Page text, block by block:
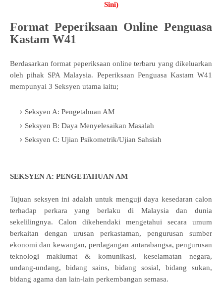
Sini)
Format Peperiksaan Online Penguasa
Kastam W41
Berdasarkan format peperiksaan online terbaru yang dikeluarkan
oleh pihak SPA Malaysia. Peperiksaan Penguasa Kastam W41
mempunyai 3 Seksyen utama iaitu;
Seksyen A: Pengetahuan AM
Seksyen B: Daya Menyelesaikan Masalah
Seksyen C: Ujian Psikometrik/Ujian Sahsiah
SEKSYEN A: PENGETAHUAN AM
Tujuan seksyen ini adalah untuk menguji daya kesedaran calon
terhadap perkara yang berlaku di Malaysia dan dunia
sekelilingnya. Calon dikehendaki mengetahui secara umum
berkaitan dengan urusan perkastaman, pengurusan sumber
ekonomi dan kewangan, perdagangan antarabangsa, pengurusan
teknologi maklumat & komunikasi, keselamatan negara,
undang-undang, bidang sains, bidang sosial, bidang sukan,
bidang agama dan lain-lain perkembangan semasa.